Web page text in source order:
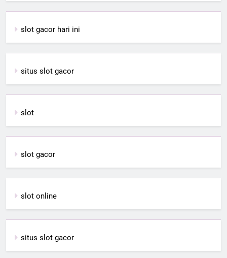
slot gacor hari ini
situs slot gacor
slot
slot gacor
slot online
situs slot gacor